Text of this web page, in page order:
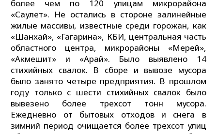
более чем по 120 улицам микрорайона
«Саулет». Не остались в стороне залинейные
жилые массивы, известные среди горожан, как
«Шанхай», «Гагарина», КБИ, центральная часть
областного центра, микрорайоны «Мерей»,
«Акмешит» и «Арай». Было выявлено 14
стихийных свалок. В сборе и вывозе мусора
было занято четыре предприятия. В прошлом
году только с шести стихийных свалок было
вывезено более трехсот тонн мусора.
Ежедневно от бытовых отходов и снега в
зимний период очищается более трехсот улиц